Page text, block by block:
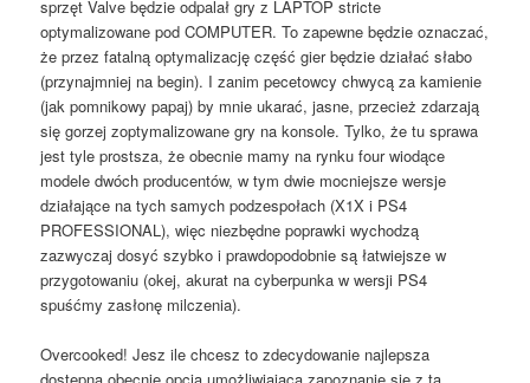
sprzęt Valve będzie odpalał gry z LAPTOP stricte
optymalizowane pod COMPUTER. To zapewne będzie oznaczać,
że przez fatalną optymalizację część gier będzie działać słabo
(przynajmniej na begin). I zanim pecetowcy chwycą za kamienie
(jak pomnikowy papaj) by mnie ukarać, jasne, przecież zdarzają
się gorzej zoptymalizowane gry na konsole. Tylko, że tu sprawa
jest tyle prostsza, że obecnie mamy na rynku four wiodące
modele dwóch producentów, w tym dwie mocniejsze wersje
działające na tych samych podzespołach (X1X i PS4
PROFESSIONAL), więc niezbędne poprawki wychodzą
zazwyczaj dosyć szybko i prawdopodobnie są łatwiejsze w
przygotowaniu (okej, akurat na cyberpunka w wersji PS4
spuśćmy zasłonę milczenia).
Overcooked! Jesz ile chcesz to zdecydowanie najlepsza